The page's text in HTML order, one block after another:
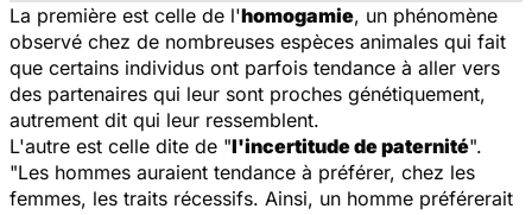
La première est celle de l'homogamie, un phénomène
observé chez de nombreuses espèces animales qui fait
que certains individus ont parfois tendance à aller vers
des partenaires qui leur sont proches génétiquement,
autrement dit qui leur ressemblent.
L'autre est celle dite de "l'incertitude de paternité".
"Les hommes auraient tendance à préférer, chez les
femmes, les traits récessifs. Ainsi, un homme préférerait